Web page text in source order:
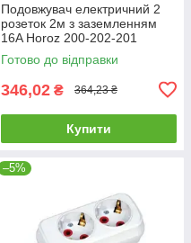
Подовжувач електричний 2
розеток 2м з заземленням
16A Horoz 200-202-201
Готово до відправки
346,02 ₴ 364,23 ₴
Купити
–5%